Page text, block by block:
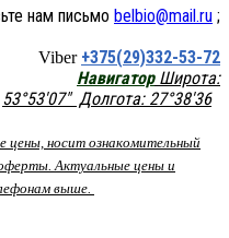
belbio@mail.ru ;
Viber +375(29)332-53-72
НавигаторШирота:
53°53'07" Долгота: 27°38'36
цены, носит ознакомительный
Актуальные цены и
выше.